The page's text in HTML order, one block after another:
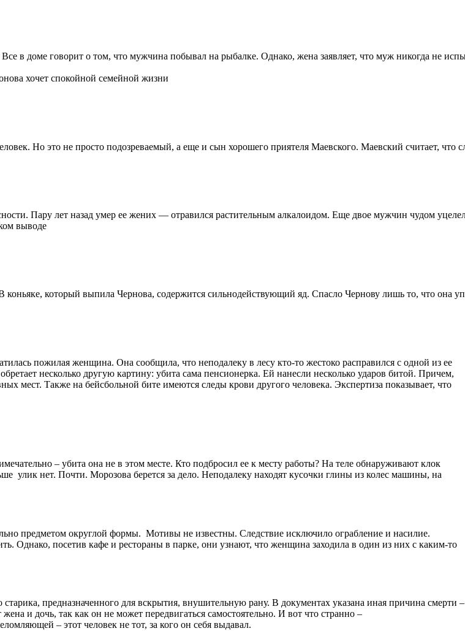
в доме говорит о том, что мужчина побывал на рыбалке. Однако, жена заявляет, что муж никогда не
хочет спокойной семейной жизни
Но это не просто подозреваемый, а еще и сын хорошего приятеля Маевского. Маевский считает, что
Пару лет назад умер ее жених — отравился растительным алкалоидом. Еще двое мужчин чудом
выводе
который выпила Чернова, содержится сильнодействующий яд. Спасло Чернову лишь то, что
пожилая женщина. Она сообщила, что неподалеку в лесу кто-то жестоко расправился с одной из ее
несколько другую картину: убита сама пенсионерка. Ей нанесли несколько ударов битой. Причем,
мест. Также на бейсбольной бите имеются следы крови другого человека. Экспертиза показывает, что
– убита она не в этом месте. Кто подбросил ее к месту работы? На теле обнаруживают клок
улик нет. Почти. Морозова берется за дело. Неподалеку находят кусочки глины из колес машины, на
предметом округлой формы. Мотивы не известны. Следствие исключило ограбление и насилие.
Однако, посетив кафе и рестораны в парке, они узнают, что женщина заходила в один из них с каким-то
предназначенного для вскрытия, внушительную рану. В документах указана иная причина смерти –
и дочь, так как он не может передвигаться самостоятельно. И вот что странно –
– этот человек не тот, за кого он себя выдавал.